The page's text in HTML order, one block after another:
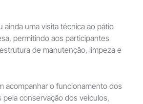
ainda uma visita técnica ao pátio
permitindo aos participantes
de manutenção, limpeza e
acompanhar o funcionamento dos
conservação dos veículos,